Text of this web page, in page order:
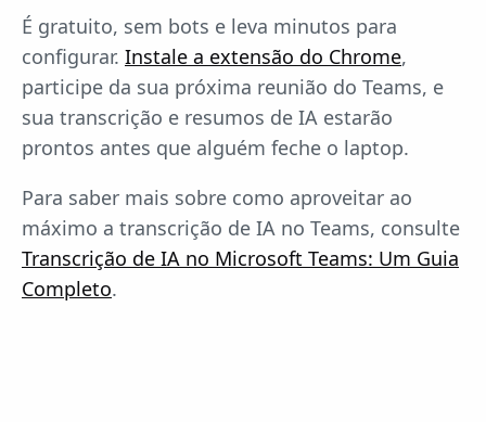
É gratuito, sem bots e leva minutos para
configurar. Instale a extensão do Chrome,
participe da sua próxima reunião do Teams, e
sua transcrição e resumos de IA estarão
prontos antes que alguém feche o laptop.
Para saber mais sobre como aproveitar ao
máximo a transcrição de IA no Teams, consulte
Transcrição de IA no Microsoft Teams: Um Guia
Completo.